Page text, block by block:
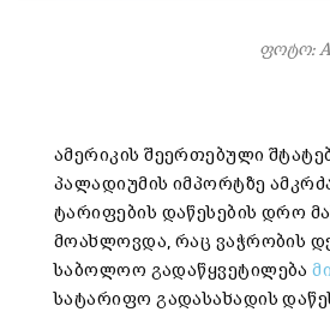
ფოტო:
ამერიკის შეერთებული
პალადიუმის იმპორტზე
ტარიფების დაწესების დრო
მოახლოვდა, რაც ვაჭრობის
საბოლოო გადაწყვეტილება
სატარიფო გადასახადის